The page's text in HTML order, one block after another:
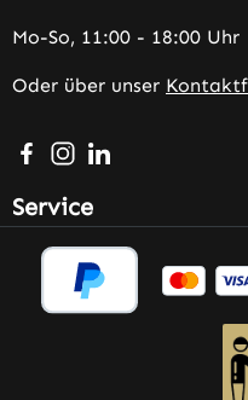
Mo-So, 11:00 - 18:00 Uhr
Oder über unser
Besuche uns auf
Schau auf
Vernetze dich
Service